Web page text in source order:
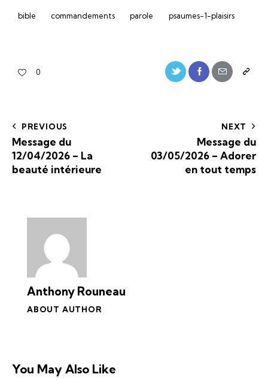
bible commandements parole psaumes-1-plaisirs
0
PREVIOUS
Message du
12/04/2026 – La
beauté intérieure
NEXT
Message du
03/05/2026 – Adorer
en tout temps
Anthony Rouneau
ABOUT AUTHOR
You May Also Like